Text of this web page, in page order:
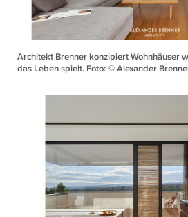
Architekt Brenner ­konzipiert Wohnhäuser
das Leben spielt. Foto: © Alexander